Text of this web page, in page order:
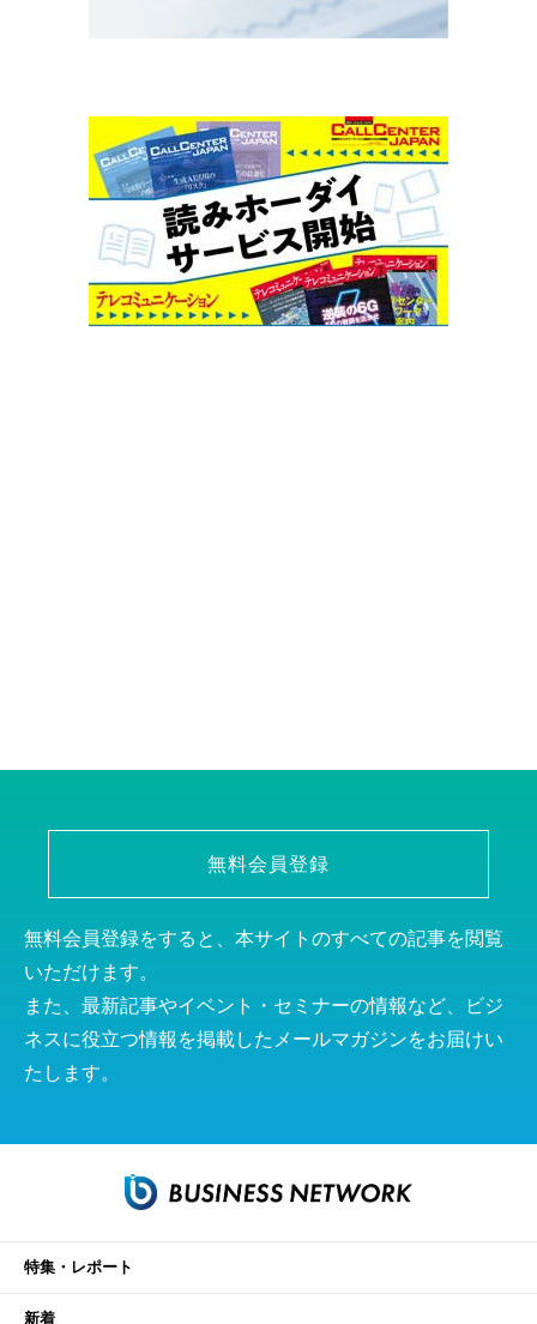
無料会員登録
無料会員登録をすると、本サイトのすべての記事を閲覧
いただけます。
また、最新記事やイベント・セミナーの情報など、ビジ
ネスに役立つ情報を掲載したメールマガジンをお届けい
たします。
特集・レポート
新着